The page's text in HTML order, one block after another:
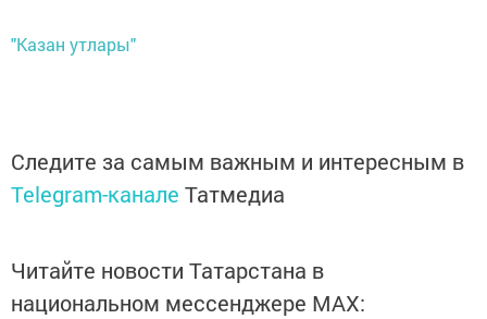
"Казан утлары"
Следите за самым важным и интересным в
Telegram-канале Татмедиа
Читайте новости Татарстана в
национальном мессенджере MАХ: